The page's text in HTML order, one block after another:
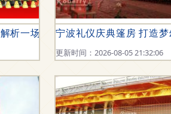
程之礼
析一场时代情感的共鸣
宁波礼仪庆典篷房 打造
更新时间：2026-08-05 21:32:06